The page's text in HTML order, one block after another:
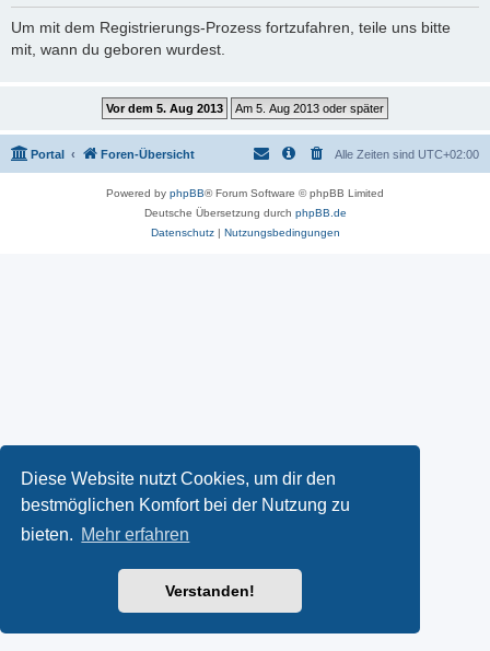
Diese Website nutzt Cookies, um dir den
bestmöglichen Komfort bei der Nutzung zu
bieten. Mehr erfahren
Verstanden!
Um mit dem Registrierungs-Prozess fortzufahren, teile uns bitte
mit, wann du geboren wurdest.
Portal Foren-Übersicht Alle Zeiten sind UTC+02:00
Powered by phpBB® Forum Software © phpBB Limited
Deutsche Übersetzung durch phpBB.de
Datenschutz| Nutzungsbedingungen